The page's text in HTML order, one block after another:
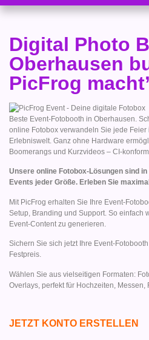
Digital Photo
Oberhausen
PicFrog
Beste Event-Fotobooth in Oberhausen.
online Fotobox verwandeln Sie jede
Erlebniswelt. Ganz ohne Hardware
Boomerangs und Kurzvideos – CI-
Unsere online Fotobox-Lösungen sind
Events jeder Größe. Erleben Sie
Mit PicFrog erhalten Sie Ihre Event-
Setup, Branding und Support. So einfach
Event-Content zu generieren.
Sichern Sie sich jetzt Ihre Event-
Festpreis.
Wählen Sie aus vielseitigen Formaten:
Overlays, perfekt für Hochzeiten, Messen,
JETZT KONTO ERSTELLEN